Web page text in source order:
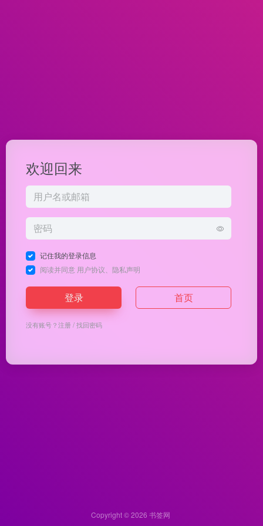
欢迎回来
记住我的登录信息
阅读并同意 用户协议 隐私声明
登录 首页
没有账号？注册/找回密码
Copyright © 2026 书签网